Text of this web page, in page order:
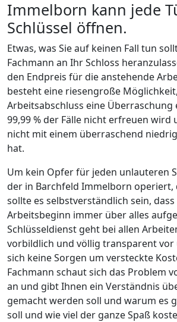
Immelborn kann jede
Schlüssel öffnen.
Etwas, was Sie auf keinen Fall tun
Fachmann an Ihr Schloss
den Endpreis für die anstehende
besteht eine riesengroße
Arbeitsabschluss eine Überraschung
99,99 % der Fälle nicht erfreuen wird
nicht mit einem überraschend
hat.
Um kein Opfer für jeden unlauteren
der in Barchfeld Immelborn operiert,
sollte es selbstverständlich sein, dass
Arbeitsbeginn immer über alles
Schlüsseldienst geht bei allen
vorbildlich und völlig transparent vor
sich keine Sorgen um versteckte
Fachmann schaut sich das Problem
an und gibt Ihnen ein Verständnis
gemacht werden soll und warum es
soll und wie viel der ganze Spaß